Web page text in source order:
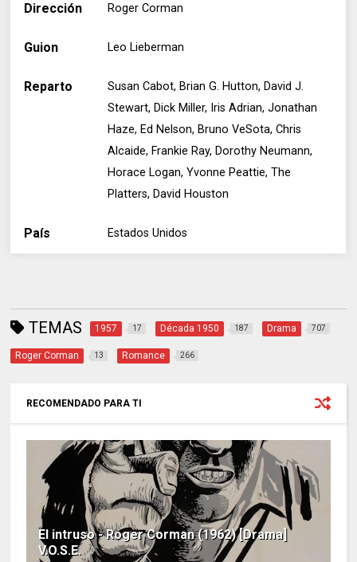
Dirección Roger Corman
Guion Leo Lieberman
Reparto
Susan Cabot, Brian G. Hutton, David J.
Stewart, Dick Miller, Iris Adrian, Jonathan
Haze, Ed Nelson, Bruno VeSota, Chris
Alcaide, Frankie Ray, Dorothy Neumann,
Horace Logan, Yvonne Peattie, The
Platters, David Houston
País Estados Unidos
TEMAS 1957 17 Década 1950 187 Drama 707
Roger Corman 13 Romance 266
RECOMENDADO PARA TI
El intruso - Roger Corman (1962) [Drama]
V.O.S.E.